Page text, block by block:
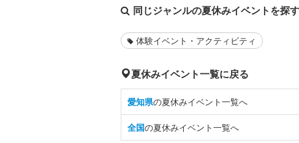
同じジャンルの夏休みイベントを探す
体験イベント・アクティビティ
夏休みイベント一覧に戻る
愛知県の夏休みイベント一覧へ
全国の夏休みイベント一覧へ